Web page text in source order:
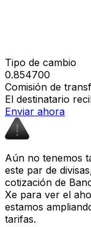
Tipo de cambio
0.854700
Comisión de
El destinatario
Enviar ahora
Aún no tenemos
este par de
cotización de
Xe para ver el
estamos
tarifas.